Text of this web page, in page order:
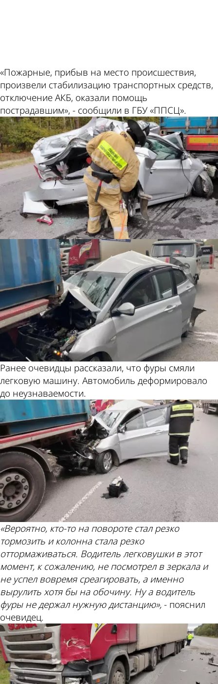
«Пожарные, прибыв на место происшествия,
произвели стабилизацию транспортных средств,
отключение АКБ, оказали помощь
пострадавшим», - сообщили в ГБУ «ППСЦ».
Ранее очевидцы рассказали, что фуры смяли
легковую машину. Автомобиль деформировало
до неузнаваемости.
«Вероятно, кто-то на повороте стал резко
тормозить и колонна стала резко
оттормаживаться. Водитель легковушки в этот
момент, к сожалению, не посмотрел в зеркала и
не успел вовремя среагировать, а именно
вырулить хотя бы на обочину. Ну а водитель
фуры не держал нужную дистанцию»,- пояснил
очевидец.